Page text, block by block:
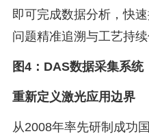
即可完成数据分析，快
问题精准追溯与工艺持续
图4：DAS数据采集系统
重新定义激光应用边界
从2008年率先研制成功